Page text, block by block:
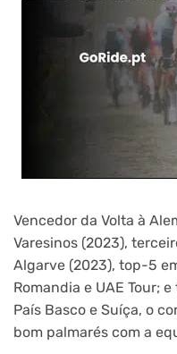
Vencedor da Volta à
Varesinos (2023),
Algarve (2023), top-5
Romandia e UAE Tour;
País Basco e Suíça, o
bom palmarés com a